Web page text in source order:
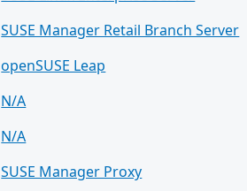
SUSE Manager Retail Branch Server
openSUSE Leap
N/A
N/A
SUSE Manager Proxy